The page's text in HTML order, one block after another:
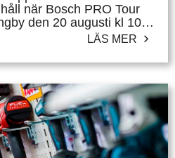
när Bosch PRO Tour
den 20 augusti kl 10-
LÄS MER